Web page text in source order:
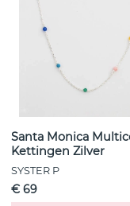
Santa Monica
Kettingen Zilver
SYSTER P
€ 69